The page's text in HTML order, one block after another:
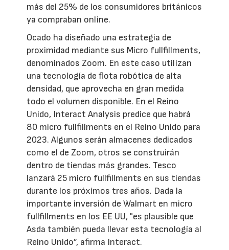
más del 25% de los consumidores británicos
ya compraban online.
Ocado ha diseñado una estrategia de
proximidad mediante sus Micro fullfillments,
denominados Zoom. En este caso utilizan
una tecnología de flota robótica de alta
densidad, que aprovecha en gran medida
todo el volumen disponible. En el Reino
Unido, Interact Analysis predice que habrá
80 micro fullfillments en el Reino Unido para
2023. Algunos serán almacenes dedicados
como el de Zoom, otros se construirán
dentro de tiendas más grandes. Tesco
lanzará 25 micro fullfillments en sus tiendas
durante los próximos tres años. Dada la
importante inversión de Walmart en micro
fullfillments en los EE UU, "es plausible que
Asda también pueda llevar esta tecnología al
Reino Unido”, afirma Interact.